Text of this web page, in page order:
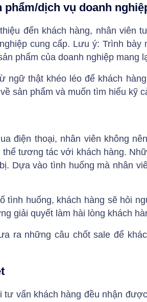
phẩm/dịch vụ doanh
đến khách hàng, nhân viên
cung cấp. Lưu ý: Trình
phẩm của doanh nghiệp mang
ngữ thật khéo léo để khách
sản phẩm và muốn tìm hiểu kỹ
điện thoại, nhân viên không
tương tác với khách hàng.
Dựa vào tình huống mà nhân
tình huống, khách hàng sẽ hỏi
giải quyết làm hài lòng khách
ra những câu chốt sale để
tư vấn khách hàng đều nhận